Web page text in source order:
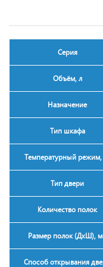
Серия
Объём, л
Назначение
Тип шкафа
Температурный режим,
Тип двери
Количество полок
Размер полок (ДxШ),
Способ открывания